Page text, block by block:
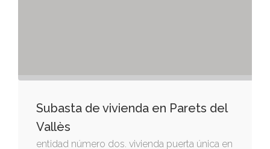
Subasta de vivienda en Parets del
Vallès
entidad número dos. vivienda puerta única en